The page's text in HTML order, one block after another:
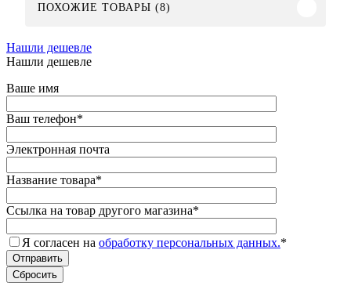
ПОХОЖИЕ ТОВАРЫ (8)
Нашли дешевле
Нашли дешевле
Ваше имя
Ваш телефон*
Электронная почта
Название товара*
Ссылка на товар другого магазина*
Я согласен на обработку персональных данных.*